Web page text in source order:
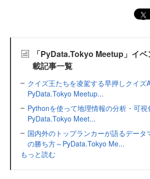
「PyData.Tokyo Meetup」イ
載記事一覧
クイズ王たちを凌駕する早押しクイズ
PyData.Tokyo Meetup...
Pythonを使って地理情報の分析・可視
PyData.Tokyo Meet...
国内外のトップランカーが語るデータ
の勝ち方～PyData.Tokyo Me...
もっと読む